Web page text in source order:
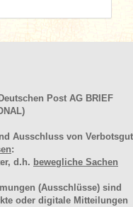
Post AG BRIEF
Ausschluss von Verbotsgut
:
d.h. bewegliche Sachen
(Ausschlüsse) sind
oder digitale Mitteilungen